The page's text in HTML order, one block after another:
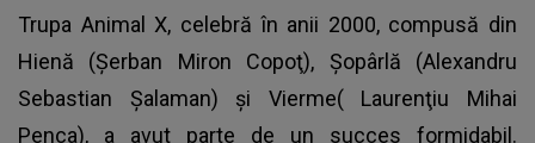
Trupa Animal X, celebră în anii 2000, compusă din
Hienă (Şerban Miron Copoţ), Șopârlă (Alexandru
Sebastian Şalaman) și Vierme( Laurenţiu Mihai
Penca), a avut parte de un succes formidabil.